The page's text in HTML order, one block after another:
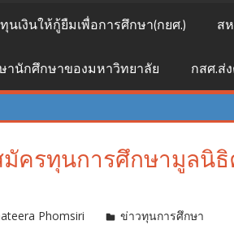
ศึ
แ
อ
นเงินให้กู้ยืมเพื่อการศึกษา(กยศ.) ส
านักศึกษาของมหาวิทยาลัย กสศ.ส่
มัครทุนการศึกษามูล
Phomsiri ข่าวทุนการศึกษา